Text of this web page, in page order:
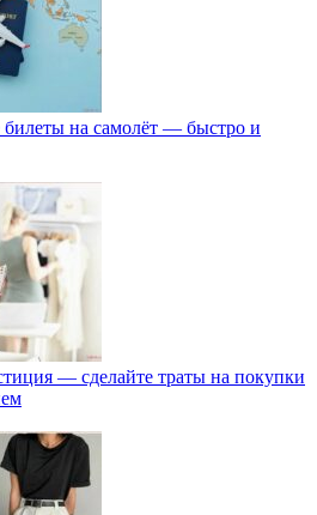
на самолёт — быстро и
— сделайте траты на покупки